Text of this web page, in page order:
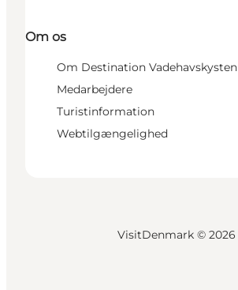
Om os
Om Destination Vadehavskysten
Medarbejdere
Turistinformation
Webtilgængelighed
VisitDenmark © 2026